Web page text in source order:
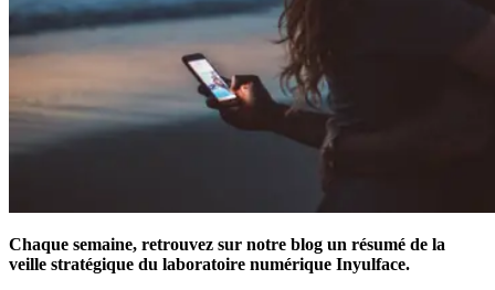
Chaque semaine, retrouvez sur notre blog un résumé de la
veille stratégique du laboratoire numérique Inyulface.